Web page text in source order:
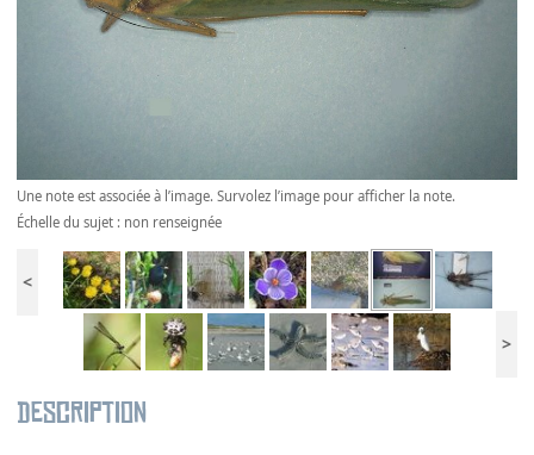
Une note est associée à l’image. Survolez l’image pour afficher la note.
Échelle du sujet : non renseignée
<
>
Description